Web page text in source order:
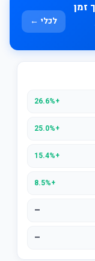
זמן
לכלי ←
+26.6%
+25.0%
+15.4%
+8.5%
—
—